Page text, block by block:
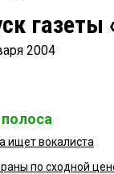
газеты
2004
ищет вокалиста
по сходной